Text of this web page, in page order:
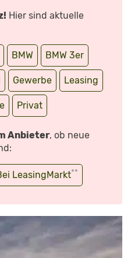
Hier sind aktuelle
BMW BMW 3er
Gewerbe Leasing
Privat
Anbieter, ob neue
LeasingMarkt**